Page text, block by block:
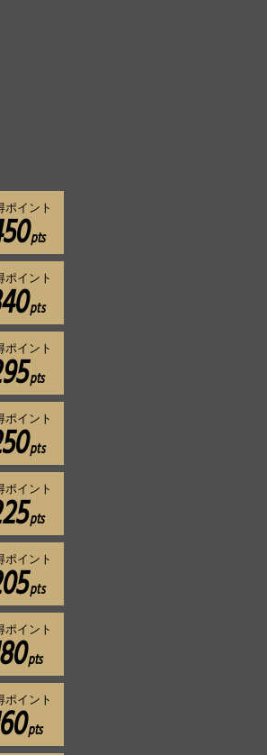
ポイント
pts
ポイント
pts
ポイント
pts
ポイント
pts
ポイント
pts
ポイント
pts
ポイント
pts
ポイント
pts